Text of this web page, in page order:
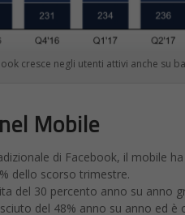
cresce negli utenti attivi anche su
Mobile
di Facebook, il mobile
dello scorso trimestre.
del 30 percento anno su anno
del 48% anno su anno ed